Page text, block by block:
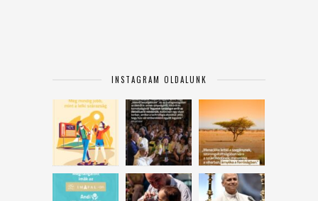
INSTAGRAM OLDALUNK